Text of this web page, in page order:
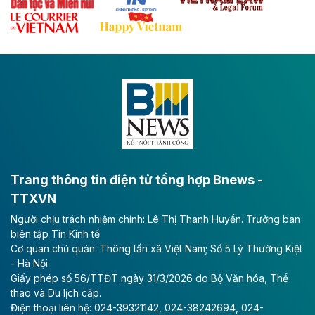
Theo baodautu.vn
Đề xuất đầu tư 11.500 tỷ đồng xây dựng cao
tốc CT.11 qua Ninh Bình
Đông A dài khoảng 25,1 km được kỳ vọng sẽ tạo động
lực phát triển kinh tế - xã hội khu vực phía Nam đồng
Long Thành
Tổng công ty Cảng hàng không Việt Nam - CTCP
(ACV) vừa lập kỷ lục mới về lợi nhuận trong quý
II/2026.
Theo baodautu.vn
Vinaconex lập đỉnh doanh thu
Trang thông tin điện tử tổng hợp Bnews -
TTXVN
Người chịu trách nhiệm chính: Lê Thị Thanh Huyền. Trưởng ban
biên tập Tin Kinh tế
Cơ quan chủ quản: Thông tấn xã Việt Nam; Số 5 Lý Thường Kiệt
- Hà Nội
Giấy phép số 56/TTĐT ngày 31/3/2026 do Bộ Văn hóa, Thể
thao và Du lịch cấp.
Điện thoại liên hệ: 024-39321142, 024-38242694, 024-